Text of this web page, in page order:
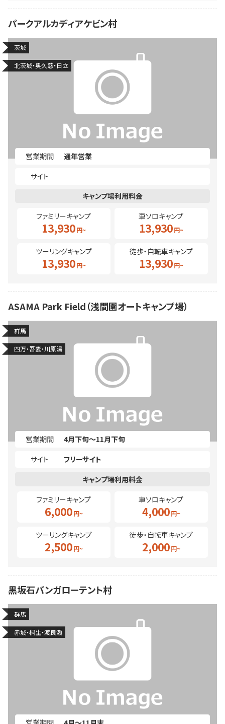
パークアルカディアケビン村
茨城
北茨城・奥久慈・日立
営業期間
通年営業
サイト
ファミリーキャンプ
13,930
車ソロキャンプ
13,930
ツーリングキャンプ
13,930
徒歩・自転車キャンプ
13,930
ASAMA Park Field（浅間園オートキャンプ場）
群馬
四万・吾妻・川原湯
営業期間
4月下旬～11月下旬
サイト
フリーサイト
ファミリーキャンプ
6,000
車ソロキャンプ
4,000
ツーリングキャンプ
2,500
徒歩・自転車キャンプ
2,000
黒坂石バンガローテント村
群馬
赤城・桐生・渡良瀬